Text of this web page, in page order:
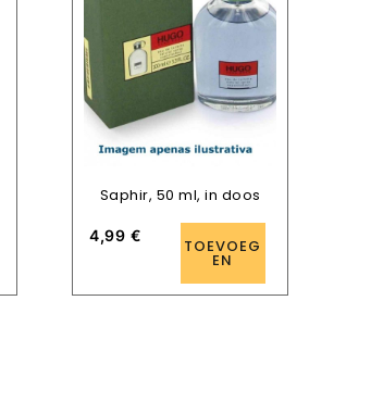
Saphir, 50 ml, in doos
4,99 €
TOEVOEG
EN